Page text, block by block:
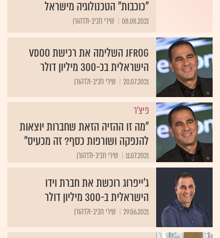
"כוכבות" הטכנולוגיה מישראל
08.08.2021 שירי חביב-ולדהורן
JFrog השלימה את רכישת Vdoo
הישראלית בכ-300 מיליון דולר
20.07.2021 שירי חביב-ולדהורן
פיצ'ר
"מה זו ההזיה הזאת שחברות יוצאות
להנפקה ושורפות כסף? זה מכעיס"
11.07.2021 שירי חביב-ולדהורן
ג'ייפרוג רוכשת את חברת וידו
הישראלית ב-300 מיליון דולר
29.06.2021 שירי חביב-ולדהורן